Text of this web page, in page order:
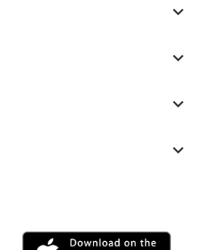



